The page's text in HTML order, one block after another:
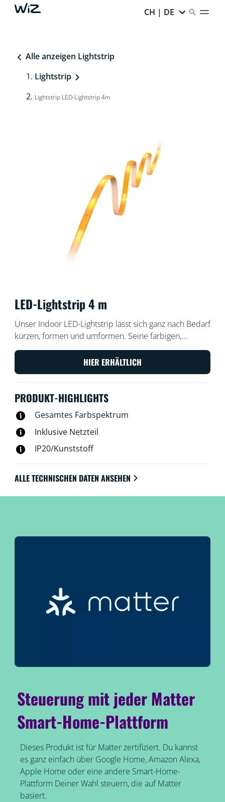
CH | DE
Alle anzeigen Lightstrip
Lightstrip
Lightstrip LED-Lightstrip 4m
LED-Lightstrip 4 m
Unser Indoor LED-Lightstrip lässt sich ganz nach Bedarf
kürzen, formen und umformen. Seine farbigen,
dynamischen Lichtmodi verschönern den Raum unter
Schränken oder hinter Möbeln. Sein Ambientelicht
schafft die perfekte Stimmung, um richtig zu
HIER ERHÄLTLICH
PRODUKT-HIGHLIGHTS
Gesamtes Farbspektrum
Inklusive Netzteil
IP20/Kunststoff
ALLE TECHNISCHEN DATEN ANSEHEN
Steuerung mit jeder Matter
Smart-Home-Plattform
Dieses Produkt ist für Matter zertifiziert. Du kannst
es ganz einfach über Google Home, Amazon Alexa,
Apple Home oder eine andere Smart-Home-
Plattform Deiner Wahl steuern, die auf Matter
basiert.